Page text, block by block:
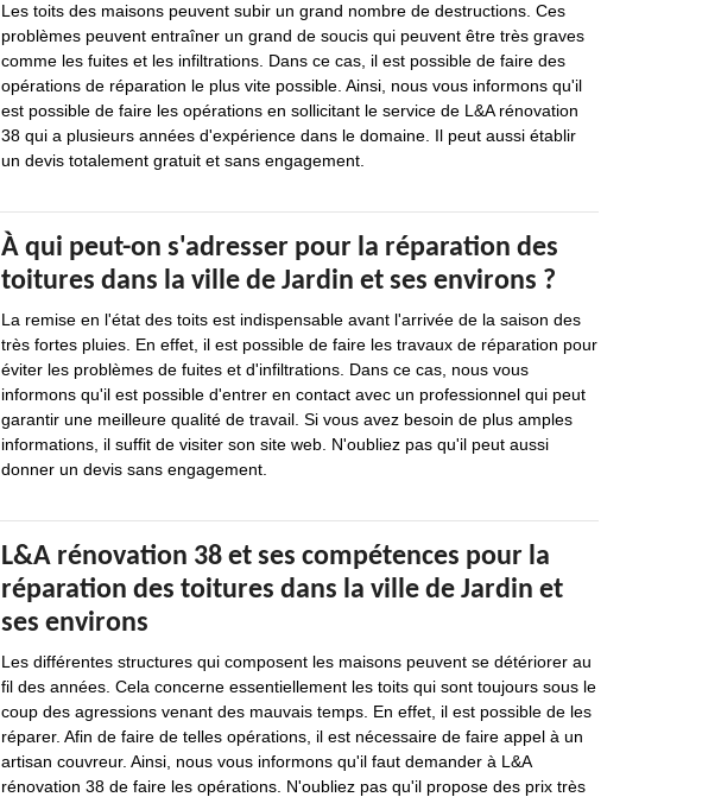
Les toits des maisons peuvent subir un grand nombre de destructions. Ces
problèmes peuvent entraîner un grand de soucis qui peuvent être très graves
comme les fuites et les infiltrations. Dans ce cas, il est possible de faire des
opérations de réparation le plus vite possible. Ainsi, nous vous informons qu'il
est possible de faire les opérations en sollicitant le service de L&A rénovation
38 qui a plusieurs années d'expérience dans le domaine. Il peut aussi établir
un devis totalement gratuit et sans engagement.
À qui peut-on s'adresser pour la réparation des
toitures dans la ville de Jardin et ses environs ?
La remise en l'état des toits est indispensable avant l'arrivée de la saison des
très fortes pluies. En effet, il est possible de faire les travaux de réparation pour
éviter les problèmes de fuites et d'infiltrations. Dans ce cas, nous vous
informons qu'il est possible d'entrer en contact avec un professionnel qui peut
garantir une meilleure qualité de travail. Si vous avez besoin de plus amples
informations, il suffit de visiter son site web. N'oubliez pas qu'il peut aussi
donner un devis sans engagement.
L&A rénovation 38 et ses compétences pour la
réparation des toitures dans la ville de Jardin et
ses environs
Les différentes structures qui composent les maisons peuvent se détériorer au
fil des années. Cela concerne essentiellement les toits qui sont toujours sous le
coup des agressions venant des mauvais temps. En effet, il est possible de les
réparer. Afin de faire de telles opérations, il est nécessaire de faire appel à un
artisan couvreur. Ainsi, nous vous informons qu'il faut demander à L&A
rénovation 38 de faire les opérations. N'oubliez pas qu'il propose des prix très